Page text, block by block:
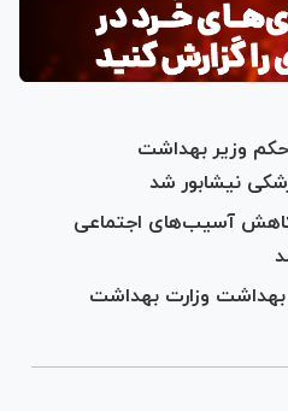
وزیر بهداشت
نیشابور شد
آسیب‌های اجتماعی
بهداشت وزارت بهداشت